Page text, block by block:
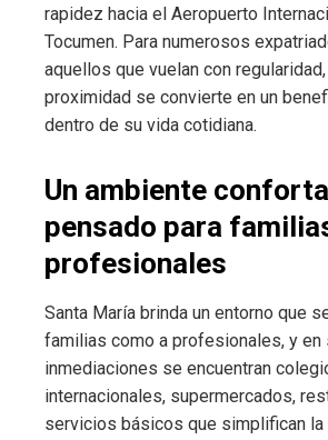
rapidez hacia el Aeropuerto
Tocumen. Para numerosos
aquellos que vuelan con
proximidad se convierte en un
dentro de su vida cotidiana.
Un ambiente
pensado para
profesionales
Santa María brinda un entorno que
familias como a profesionales, y en
inmediaciones se encuentran
internacionales, supermercados,
servicios básicos que simplifican la